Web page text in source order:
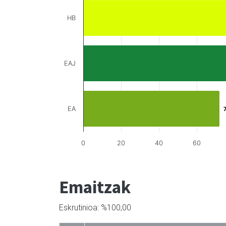
0 20 40 60
HB
EAJ
EA
Emaitzak
Eskrutinioa: %100,00